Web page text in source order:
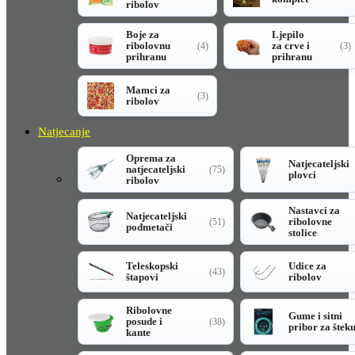
ribolov
Boje za
ribolovnu
prihranu
(4)
Ljepilo
za crve i
prihranu
(3)
Mamci za
ribolov
(3)
Natjecanje
Oprema za
natjecateljski
ribolov
(75)
Natjecateljski
plovci
Natjecateljski
podmetači
(51)
Nastavci za
ribolovne
stolice
Teleskopski
štapovi
(43)
Udice za
ribolov
Ribolovne
posude i
kante
(38)
Gume i sitni
pribor za šteku